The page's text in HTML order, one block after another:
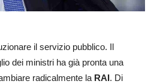
il servizio pubblico. Il
dei ministri ha già pronta una
radicalmente la RAI. Di